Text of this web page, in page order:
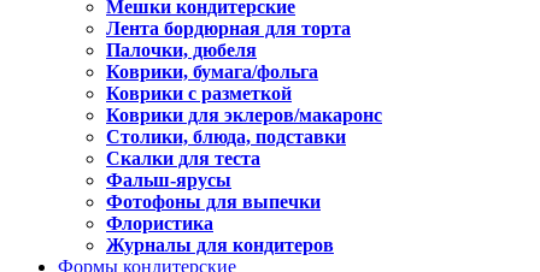
Мешки кондитерские
Лента бордюрная для торта
Палочки, дюбеля
Коврики, бумага/фольга
Коврики с разметкой
Коврики для эклеров/макаронс
Столики, блюда, подставки
Скалки для теста
Фальш-ярусы
Фотофоны для выпечки
Флористика
Журналы для кондитеров
Формы кондитерские